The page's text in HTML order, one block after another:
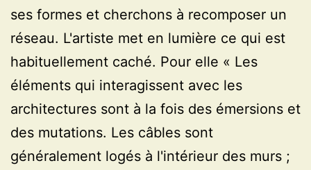
ses formes et cherchons à recomposer un
réseau. L'artiste met en lumière ce qui est
habituellement caché. Pour elle « Les
éléments qui interagissent avec les
architectures sont à la fois des émersions et
des mutations. Les câbles sont
généralement logés à l'intérieur des murs ;